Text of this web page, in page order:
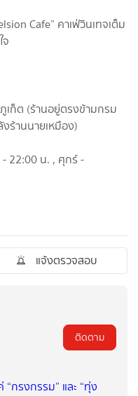
Cafe” คาเฟ่วินเทจเต็ม
เก็ต (ร้านอยู่ตรงข้ามกรม
ร้านนายเหมือง)
22:00 น. , ศุกร์ -
แจ้งตรวจสอบ
ติดตาม